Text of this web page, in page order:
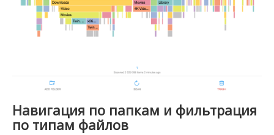
Навигация по папкам и фильтрация
по типам файлов